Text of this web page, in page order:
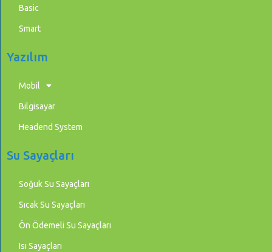
Basic
Smart
Yazılım
Mobil
Bilgisayar
Headend System
Su Sayaçları
Soğuk Su Sayaçları
Sıcak Su Sayaçları
Ön Ödemeli Su Sayaçları
Isı Sayaçları